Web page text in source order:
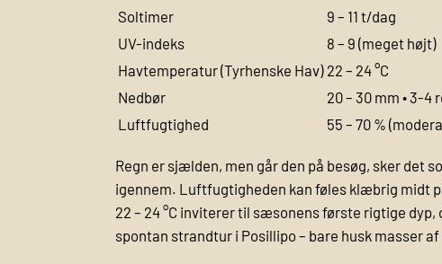
Soltimer
9 – 11 t/dag
UV-indeks
8 – 9 (meget højt)
Havtemperatur (Tyrhenske Hav) 22 – 24 °C
Nedbør
20 – 30 mm • 3-4
Luftfugtighed
55 – 70 %
Regn er sjælden, men går den på besøg, sker det
igennem. Luftfugtigheden kan føles klæbrig midt
22 – 24 °C inviterer til sæsonens første rigtige
spontan strandtur i Posillipo – bare husk masser